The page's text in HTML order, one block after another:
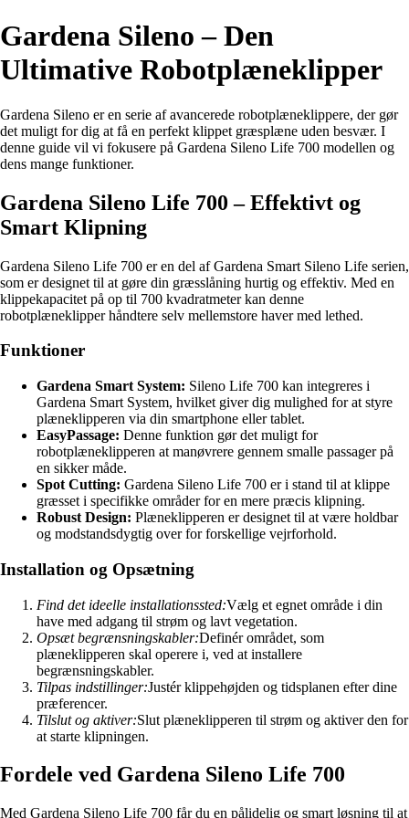
Gardena Sileno – Den
Ultimative Robotplæneklipper
Gardena Sileno er en serie af avancerede robotplæneklippere, der gør
det muligt for dig at få en perfekt klippet græsplæne uden besvær. I
denne guide vil vi fokusere på Gardena Sileno Life 700 modellen og
dens mange funktioner.
Gardena Sileno Life 700 – Effektivt og
Smart Klipning
Gardena Sileno Life 700 er en del af Gardena Smart Sileno Life serien,
som er designet til at gøre din græsslåning hurtig og effektiv. Med en
klippekapacitet på op til 700 kvadratmeter kan denne
robotplæneklipper håndtere selv mellemstore haver med lethed.
Funktioner
Gardena Smart System: Sileno Life 700 kan integreres i
Gardena Smart System, hvilket giver dig mulighed for at styre
plæneklipperen via din smartphone eller tablet.
EasyPassage: Denne funktion gør det muligt for
robotplæneklipperen at manøvrere gennem smalle passager på
en sikker måde.
Spot Cutting: Gardena Sileno Life 700 er i stand til at klippe
græsset i specifikke områder for en mere præcis klipning.
Robust Design: Plæneklipperen er designet til at være holdbar
og modstandsdygtig over for forskellige vejrforhold.
Installation og Opsætning
Find det ideelle installationssted:Vælg et egnet område i din
have med adgang til strøm og lavt vegetation.
Opsæt begrænsningskabler:Definér området, som
plæneklipperen skal operere i, ved at installere
begrænsningskabler.
Tilpas indstillinger:Justér klippehøjden og tidsplanen efter dine
præferencer.
Tilslut og aktiver:Slut plæneklipperen til strøm og aktiver den for
at starte klipningen.
Fordele ved Gardena Sileno Life 700
Med Gardena Sileno Life 700 får du en pålidelig og smart løsning til at